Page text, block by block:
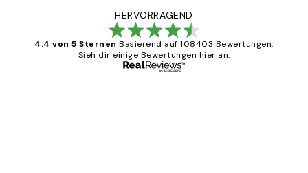
HERVORRAGEND
4.4 von 5 Sternen Basierend auf 108403 Bewertungen.
Sieh dir einige Bewertungen hier an.